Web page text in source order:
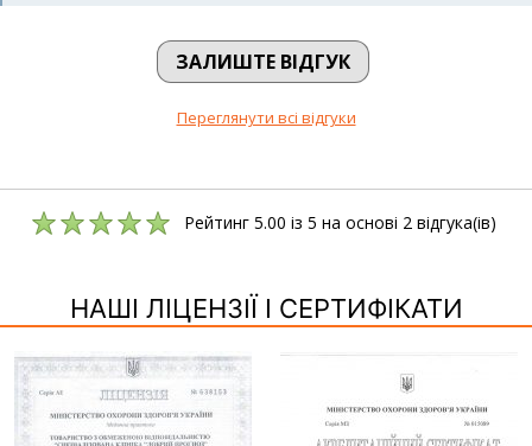
ЗАЛИШТЕ ВІДГУК
Переглянути всі відгуки
Рейтинг 5.00 із 5 на основі 2 відгука(ів)
НАШІ ЛІЦЕНЗІЇ І СЕРТИФІКАТИ